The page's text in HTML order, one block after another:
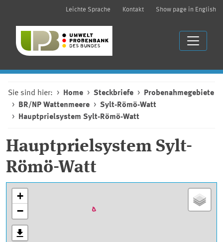
Leichte Sprache Kontakt Show page in English
Sie sind hier: Home Steckbriefe
Probenahmegebiete
BR/NP Wattenmeere
Sylt-Römö-Watt
Hauptprielsystem Sylt-Römö-Watt
Hauptprielsystem Sylt-
Römö-Watt
+
−